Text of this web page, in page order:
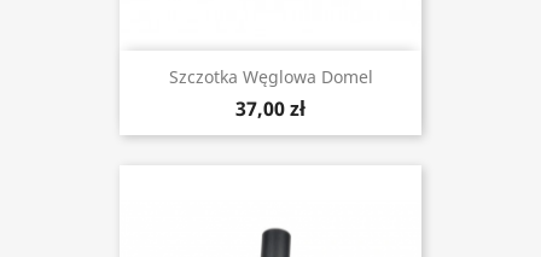
Szczotka Węglowa Domel
37,00 zł